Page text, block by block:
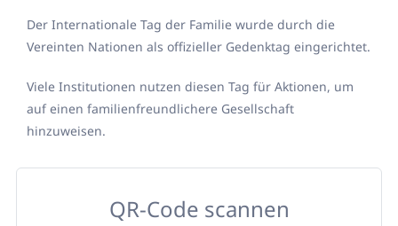
Der Internationale Tag der Familie wurde durch die
Vereinten Nationen als offizieller Gedenktag eingerichtet.
Viele Institutionen nutzen diesen Tag für Aktionen, um
auf einen familienfreundlichere Gesellschaft
hinzuweisen.
QR-Code scannen